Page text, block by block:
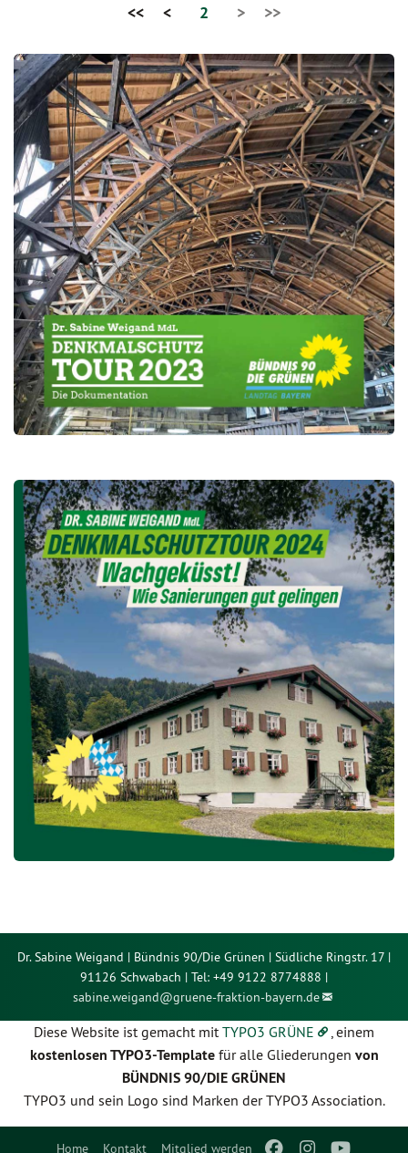
Home Kontakt Mitglied werden
<< < 2 > >>
Dr. Sabine Weigand | Bündnis 90/Die Grünen | Südliche Ringstr. 17 |
91126 Schwabach | Tel: +49 9122 8774888 |
sabine.weigand@gruene-fraktion-bayern.de
Diese Website ist gemacht mitTYPO3 GRÜNE , einem
kostenlosen TYPO3-Templatefür alle Gliederungen von
BÜNDNIS 90/DIE GRÜNEN
TYPO3 und sein Logo sind Marken der TYPO3 Association.